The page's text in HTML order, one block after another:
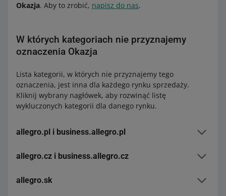
Okazja. Aby to zrobić, napisz do nas.
W których kategoriach nie przyznajemy
oznaczenia Okazja
Lista kategorii, w których nie przyznajemy tego
oznaczenia, jest inna dla każdego rynku sprzedaży.
Kliknij wybrany nagłówek, aby rozwinąć listę
wykluczonych kategorii dla danego rynku.
allegro.pl i business.allegro.pl
Motoryzacja –
allegro.cz i business.allegro.cz
Mleka modyfikowane –
allegro.sk